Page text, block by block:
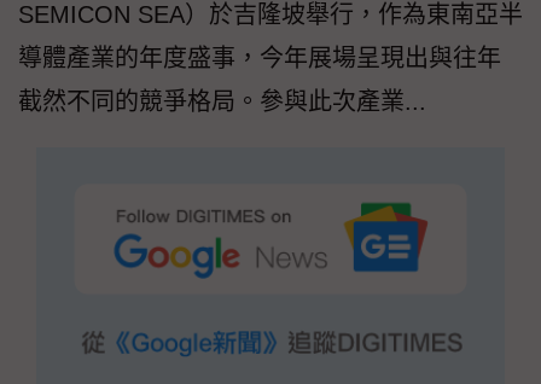
SEMICON SEA）於吉隆坡舉行，作為東南亞半
導體產業的年度盛事，今年展場呈現出與往年
截然不同的競爭格局。參與此次產業...